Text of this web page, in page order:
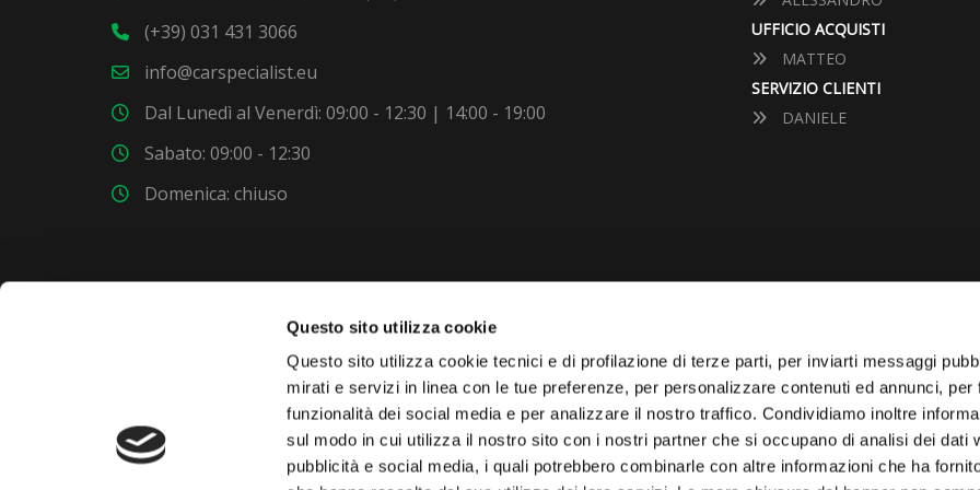
Questo sito utilizza cookie
Questo sito utilizza cookie tecnici e di profilazione di terze parti, per inviarti messaggi
mirati e servizi in linea con le tue preferenze, per personalizzare contenuti ed annunci, per
funzionalità dei social media e per analizzare il nostro traffico. Condividiamo inoltre
sul modo in cui utilizza il nostro sito con i nostri partner che si occupano di analisi dei dati
pubblicità e social media, i quali potrebbero combinarle con altre informazioni che ha
(+39) 031 431 3066
info@carspecialist.eu
Dal Lunedì al Venerdì: 09:00 - 12:30 | 14:00 - 19:00
Sabato: 09:00 - 12:30
Domenica: chiuso
UFFICIO ACQUISTI
MATTEO
SERVIZIO CLIENTI
DANIELE
VUOI COMPRARE UNA NUOVA AUTO?
Dai un'occhiata al nostro garage. Troverai nuovi
modelli ogni settimana.
Vai Al Garage
VUOI VENDERE LA TUA
Effettuiamo la quotazione
diamo il prezzo d’acquisto.